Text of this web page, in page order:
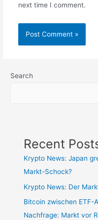
next time I comment.
Search
Recent
Krypto News: Japan
Markt-Schock?
Krypto News: Der
Bitcoin zwischen ETF-
Nachfrage: Markt vor